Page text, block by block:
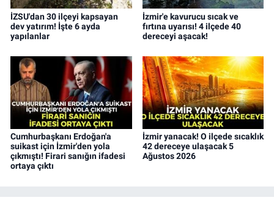
İZSU'dan 30 ilçeyi kapsayan
dev yatırım! İşte 6 ayda
yapılanlar
İzmir'e kavurucu sıcak ve
fırtına uyarısı! 4 ilçede 40
dereceyi aşacak!
Cumhurbaşkanı Erdoğan'a
suikast için İzmir'den yola
çıkmıştı! Firari sanığın ifadesi
ortaya çıktı
İzmir yanacak! O ilçede sıcaklık
42 dereceye ulaşacak 5
Ağustos 2026